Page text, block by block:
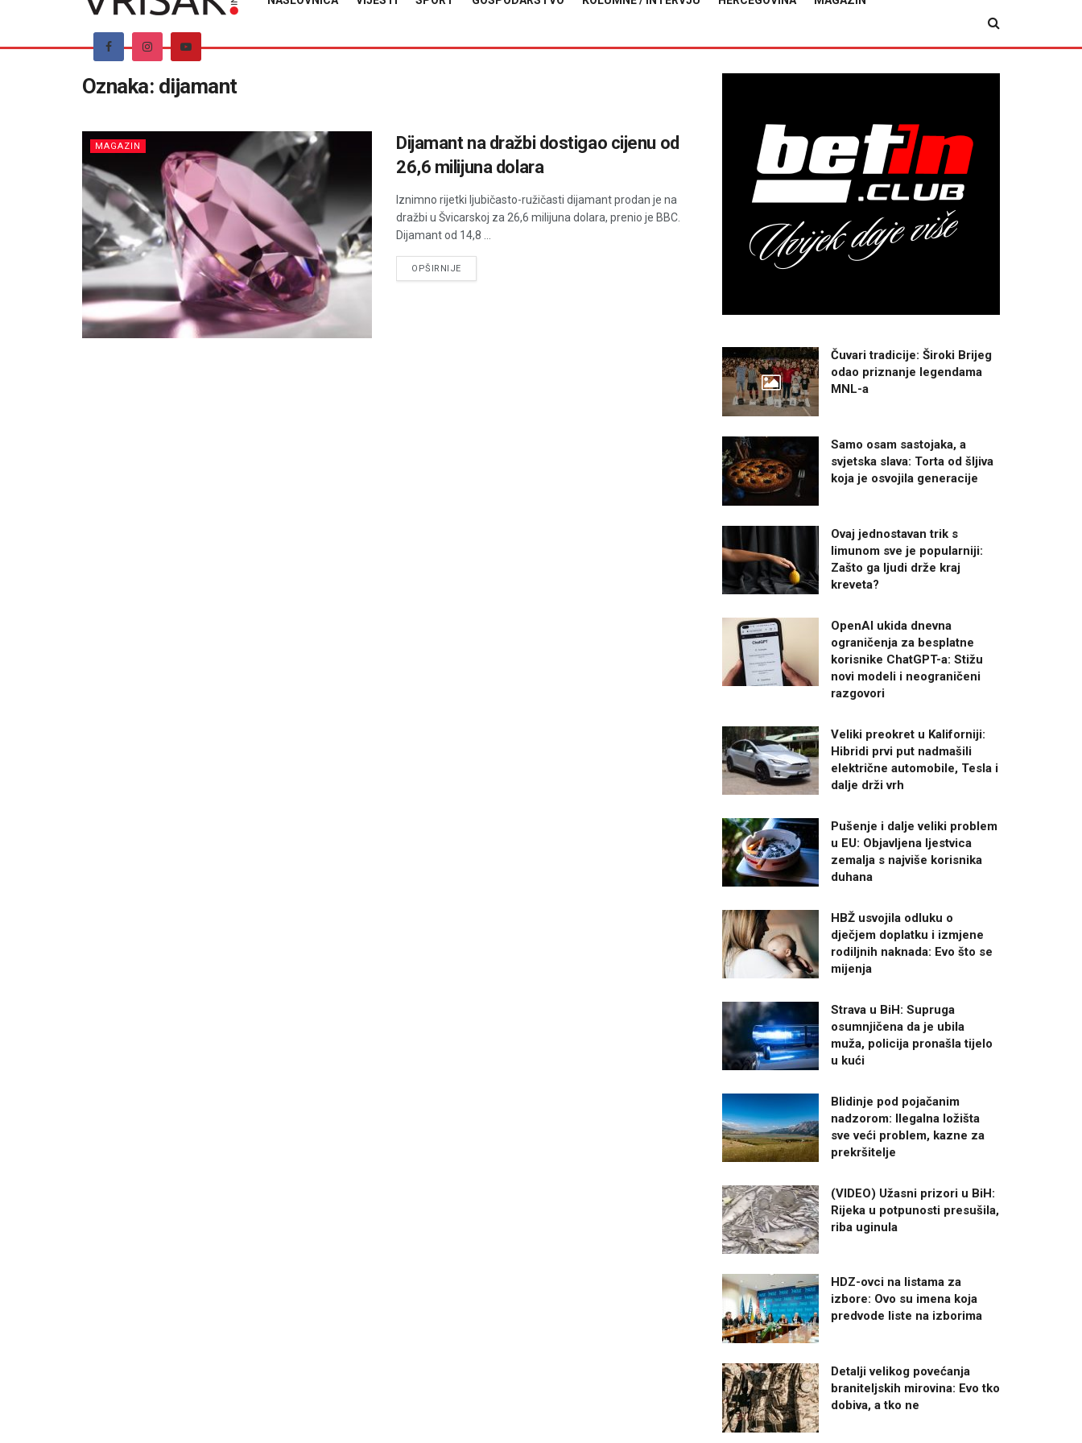
Oznaka: dijamant
MAGAZIN
Dijamant na dražbi dostigao cijenu od
26,6 milijuna dolara
Iznimno rijetki ljubičasto-ružičasti dijamant prodan je na
dražbi u Švicarskoj za 26,6 milijuna dolara, prenio je BBC.
Dijamant od 14,8 ...
OPŠIRNIJEDETAILS
Čuvari tradicije: Široki Brijeg
odao priznanje legendama
MNL-a
Samo osam sastojaka, a
svjetska slava: Torta od šljiva
koja je osvojila generacije
Ovaj jednostavan trik s
limunom sve je popularniji:
Zašto ga ljudi drže kraj
kreveta?
OpenAI ukida dnevna
ograničenja za besplatne
korisnike ChatGPT-a: Stižu
novi modeli i neograničeni
razgovori
Veliki preokret u Kaliforniji:
Hibridi prvi put nadmašili
električne automobile, Tesla i
dalje drži vrh
Pušenje i dalje veliki problem
u EU: Objavljena ljestvica
zemalja s najviše korisnika
duhana
HBŽ usvojila odluku o
dječjem doplatku i izmjene
rodiljnih naknada: Evo što se
mijenja
Strava u BiH: Supruga
osumnjičena da je ubila
muža, policija pronašla tijelo
u kući
Blidinje pod pojačanim
nadzorom: Ilegalna ložišta
sve veći problem, kazne za
prekršitelje
(VIDEO) Užasni prizori u BiH:
Rijeka u potpunosti presušila,
riba uginula
HDZ-ovci na listama za
izbore: Ovo su imena koja
predvode liste na izborima
Detalji velikog povećanja
braniteljskih mirovina: Evo tko
dobiva, a tko ne